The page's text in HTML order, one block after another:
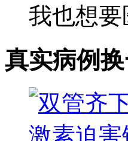
我也想
真实病例